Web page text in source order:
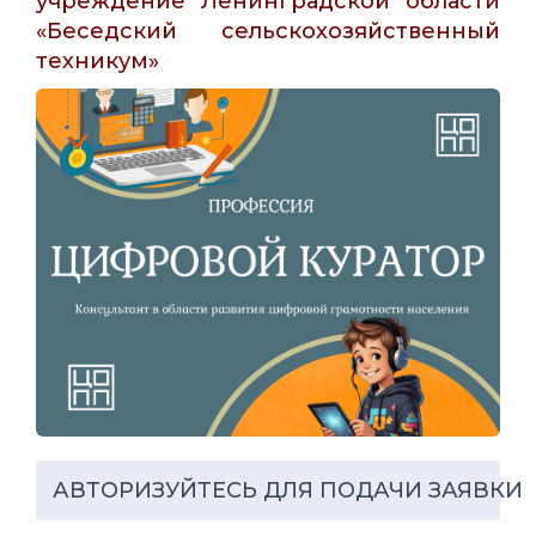
«Беседский сельскохозяйственный
техникум»
АВТОРИЗУЙТЕСЬ ДЛЯ ПОДАЧИ ЗАЯВКИ